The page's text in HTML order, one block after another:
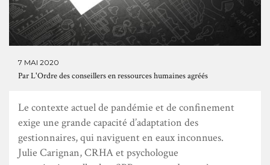
7 MAI 2020
ParL'Ordre des conseillers en ressources humaines agréés
Le contexte actuel de pandémie et de confinement
exige une grande capacité d’adaptation des
gestionnaires, qui naviguent en eaux inconnues.
Julie Carignan, CRHA et psychologue